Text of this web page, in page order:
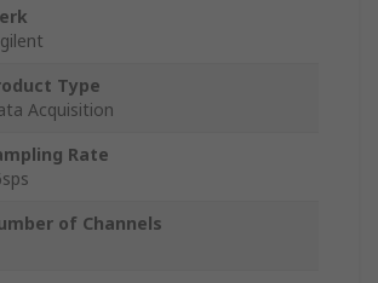
Type
Acquisition
Rate
of Channels